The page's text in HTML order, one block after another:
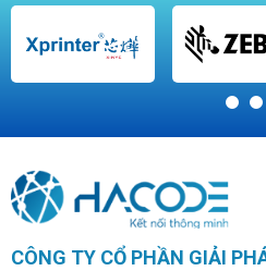
1 2
CÔNG TY CỔ PHẦN GIẢI